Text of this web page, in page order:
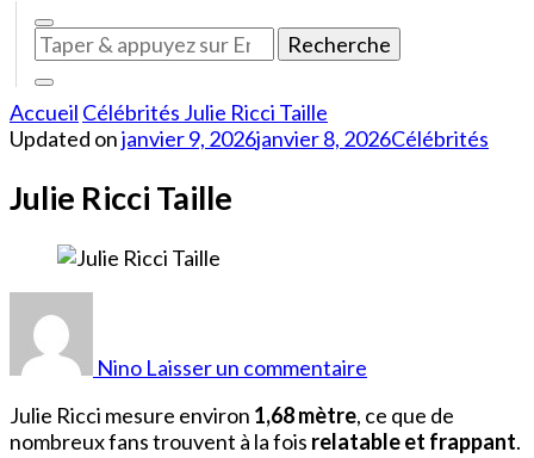
Vous
recherchiez
quelque
chose
?
Accueil Célébrités Julie Ricci Taille
Updated onjanvier 9, 2026janvier 8, 2026Célébrités
Julie Ricci Taille
Nino Laisser un commentaire
Taille
Julie Ricci mesure environ 1,68 mètre, ce que de
nombreux fans trouvent à la fois relatable et frappant.